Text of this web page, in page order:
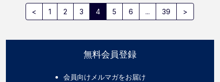
< 1 2 3 4 5 6 ... 39 >
無料会員登録
会員向けメルマガをお届け